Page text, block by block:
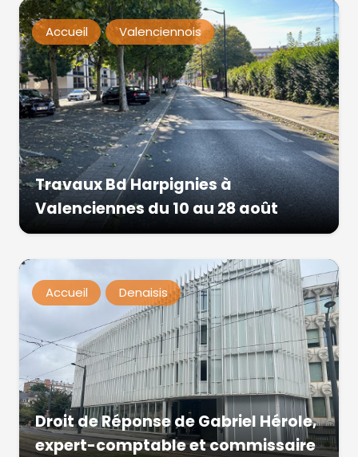
Accueil Valenciennois
Travaux Bd Harpignies à
Valenciennes du 10 au 28 août
Accueil Denaisis
Droit de Réponse de Gabriel Hérole,
expert-comptable et commissaire